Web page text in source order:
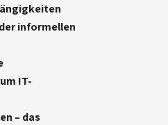
informellen
IT-
– das